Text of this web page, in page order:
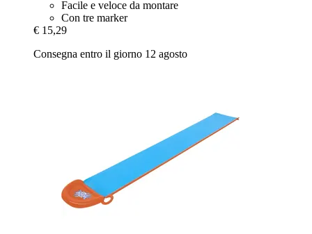
Facile e veloce da montare
Con tre marker
€ 15,29
Consegna entro il giorno 12 agosto